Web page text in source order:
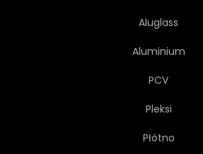
ROSA
FRÜHLING
Aluglass
Aluminium
PCV
Pleksi
Płótno